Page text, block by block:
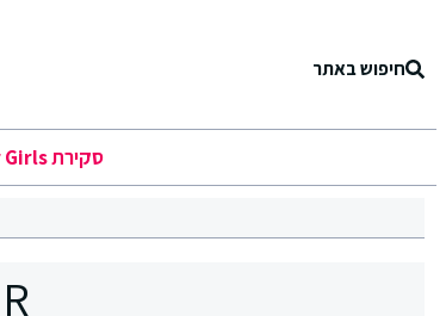
חיפוש באתר
סקירת Jour Girls